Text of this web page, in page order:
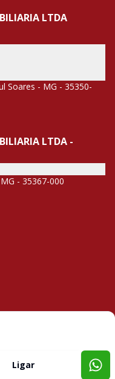
Ligar
LTDA
Soares - MG - 35350-
LTDA -
- 35367-000
Loft